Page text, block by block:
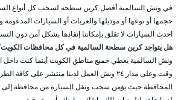
في ونش السالمية أفضل كرين سطحه لسحب كل أنواع
حجمها أو نوعها أو موديلها والعربات أو السيارات
احدث السيارات لا تقلق بإمكاننا إنقاذها بشكل آمن دون
هل يتواجد كرين سطحة السالمية في كل محافظات
ونش السالمية يغطي جميع مناطق الكويت أينما كنت داخل
وقت وعلى مدار ٢٤ ونش العمل لدينا منتشر على
المحافظة حيث يؤمن سحب ونقل السيارة من محافظة